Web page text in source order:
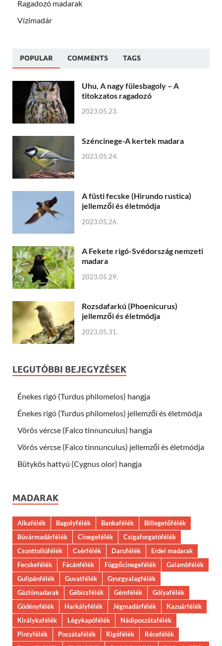
Ragadozó madarak
Vízimadár
POPULAR COMMENTS TAGS
Uhu, A nagy fülesbagoly – A
titokzatos ragadozó
2023.05.23.
Széncinege-A kertek madara
2023.05.24.
A füsti fecske (Hirundo rustica)
jellemzői és életmódja
2023.05.26.
A Fekete rigó-Svédország nemzeti
madara
2023.05.29.
Rozsdafarkú (Phoenicurus)
jellemzői és életmódja
2023.05.31.
LEGUTÓBBI BEJEGYZÉSEK
Énekes rigó (Turdus philomelos) hangja
Énekes rigó (Turdus philomelos) jellemzői és életmódja
Vörös vércse (Falco tinnunculus) hangja
Vörös vércse (Falco tinnunculus) jellemzői és életmódja
Bütykös hattyú (Cygnus olor) hangja
MADARAK
Alkafélék Bagolyfélék Bankafélék
Billegetőfélék
Búvármadárfélék
Cinegefélék
Csigaforgatófélék
Csonttollúfélék
Csérfélék Darufélék
Erdei madarak
Fecskefélék
Fácánfélék Függőcinegefélék
Galambfélék
Gulipánfélék
Guvatfélék
Gyurgyalagfélék
Gázlómadarak
Gébicsfélék Gémfélék
Gólyafélék
Gödényfélék
Harkályfélék Jégmadárfélék
Kazuárfélék
Királykafélék
Légykapófélék
Nádiposzátafélék
Pintyfélék
Poszátafélék Rigófélék
Récefélék